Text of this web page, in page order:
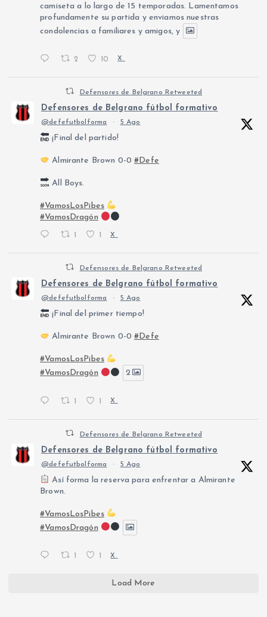
camiseta a lo largo de 15 temporadas. Lamentamos
profundamente su partida y enviamos nuestras
condolencias a familiares y amigos, y
2 10 X
Defensores de Belgrano Retweeted
Defensores de Belgrano fútbol formativo
@defefutbolforma · 5 Ago
¡Final del partido!
Almirante Brown 0-0#Defe
All Boys.
#VamosLosPibes
#VamosDragón
X
Defensores de Belgrano Retweeted
Defensores de Belgrano fútbol formativo
@defefutbolforma · 5 Ago
¡Final del primer tiempo!
Almirante Brown 0-0#Defe
#VamosLosPibes
#VamosDragón
2
1 1 X
Defensores de Belgrano Retweeted
Defensores de Belgrano fútbol formativo
@defefutbolforma · 5 Ago
Así forma la reserva para enfrentar a Almirante
Brown.
#VamosLosPibes
#VamosDragón
X
Load More